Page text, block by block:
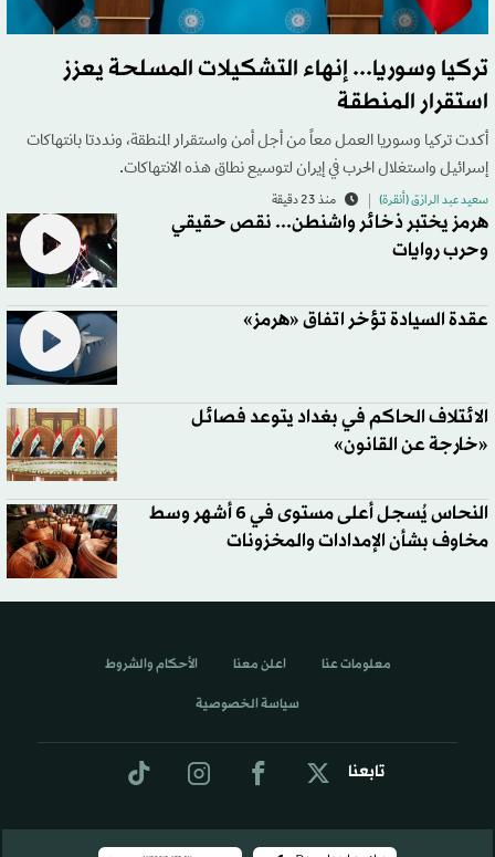
تركيا وسوريا... إنهاء التشكيلات المسلحة يعزز
استقرار المنطقة
أكدت تركيا وسوريا العمل معاً من أجل أمن واستقرار المنطقة، ونددتا بانتهاكات
إسرائيل واستغلال الحرب في إيران لتوسيع نطاق هذه الانتهاكات.
سعيد عبد الرازق (أنقرة) منذ 23 دقيقة
هرمز يختبر ذخائر واشنطن... نقص حقيقي
وحرب روايات
عقدة السيادة تؤخر اتفاق «هرمز»
الائتلاف الحاكم في بغداد يتوعد فصائل
«خارجة عن القانون»
النحاس يُسجل أعلى مستوى في 6 أشهر وسط
مخاوف بشأن الإمدادات والمخزونات
تابعنا
معلومات عنا اعلن معنا الأحكام والشروط
سياسة الخصوصية